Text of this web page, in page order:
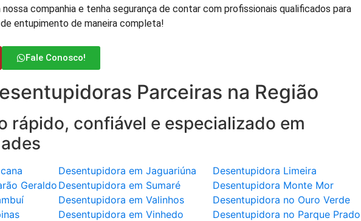
companhia e tenha segurança de contar com profissionais qualificados para
entupimento de maneira completa!
Fale Conosco!
Parceiras na Região
rápido, confiável e especializado em
Geraldo
Desentupidora em Jaguariúna
Desentupidora em Sumaré
Desentupidora em Valinhos
Desentupidora em Vinhedo
Desentupidora Limeira
Desentupidora Monte Mor
Desentupidora no Ouro Verde
Desentupidora no Parque Prado